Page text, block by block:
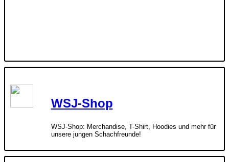
WSJ-Shop
WSJ-Shop: Merchandise, T-Shirt, Hoodies und mehr für
unsere jungen Schachfreunde!